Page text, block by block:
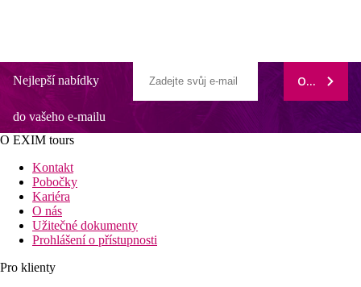
Nejlepší nabídky
do vašeho e-mailu
ODEBÍRAT
O EXIM tours
Kontakt
Pobočky
Kariéra
O nás
Užitečné dokumenty
Prohlášení o přístupnosti
Pro klienty